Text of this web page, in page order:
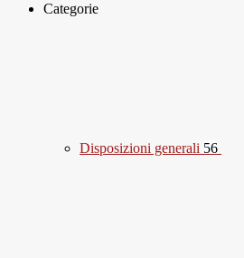
Categorie
Disposizioni generali 56